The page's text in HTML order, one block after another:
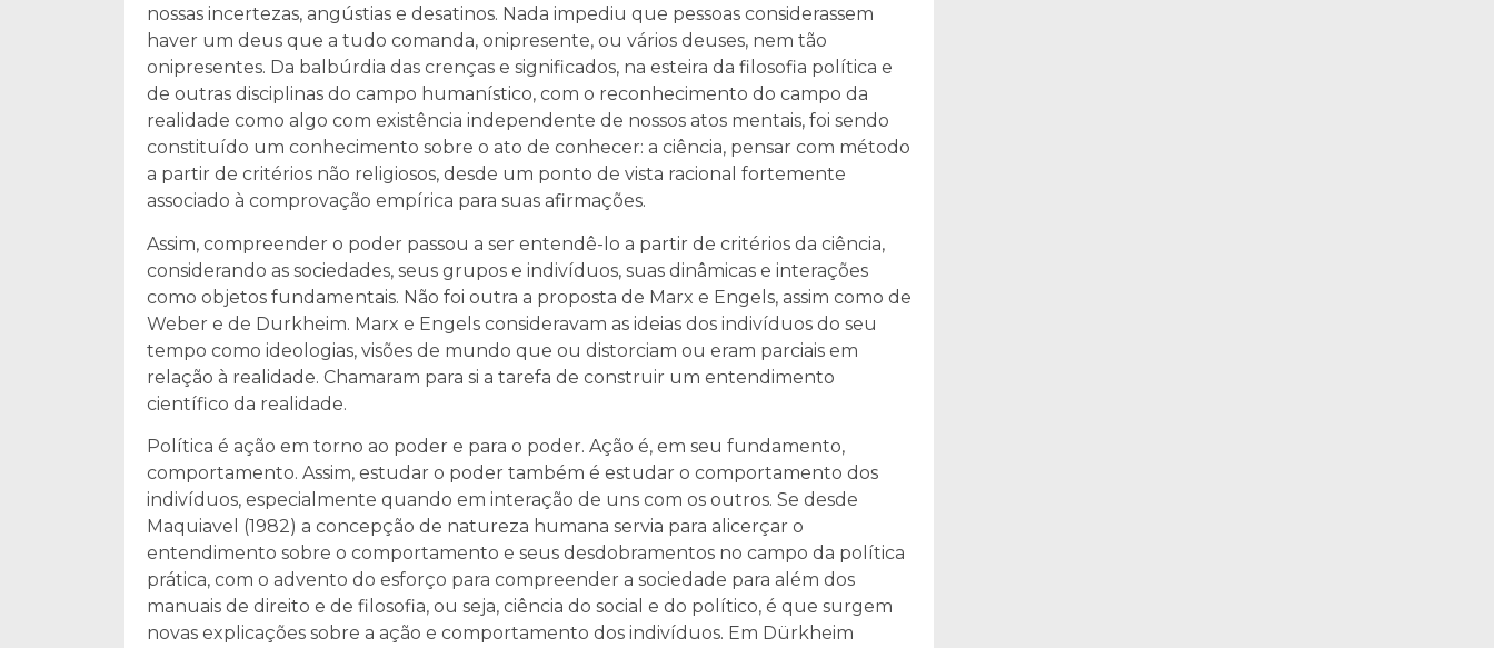
nossas incertezas, angústias e desatinos. Nada impediu que pessoas considerassem
haver um deus que a tudo comanda, onipresente, ou vários deuses, nem tão
onipresentes. Da balbúrdia das crenças e significados, na esteira da filosofia política e
de outras disciplinas do campo humanístico, com o reconhecimento do campo da
realidade como algo com existência independente de nossos atos mentais, foi sendo
constituído um conhecimento sobre o ato de conhecer: a ciência, pensar com método
a partir de critérios não religiosos, desde um ponto de vista racional fortemente
associado à comprovação empírica para suas afirmações.
Assim, compreender o poder passou a ser entendê-lo a partir de critérios da ciência,
considerando as sociedades, seus grupos e indivíduos, suas dinâmicas e interações
como objetos fundamentais. Não foi outra a proposta de Marx e Engels, assim como de
Weber e de Durkheim. Marx e Engels consideravam as ideias dos indivíduos do seu
tempo como ideologias, visões de mundo que ou distorciam ou eram parciais em
relação à realidade. Chamaram para si a tarefa de construir um entendimento
científico da realidade.
Política é ação em torno ao poder e para o poder. Ação é, em seu fundamento,
comportamento. Assim, estudar o poder também é estudar o comportamento dos
indivíduos, especialmente quando em interação de uns com os outros. Se desde
Maquiavel (1982) a concepção de natureza humana servia para alicerçar o
entendimento sobre o comportamento e seus desdobramentos no campo da política
prática, com o advento do esforço para compreender a sociedade para além dos
manuais de direito e de filosofia, ou seja, ciência do social e do político, é que surgem
novas explicações sobre a ação e comportamento dos indivíduos. Em Dürkheim